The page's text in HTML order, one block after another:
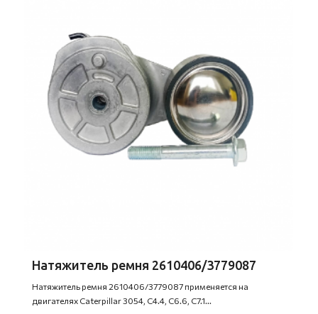
Натяжитель ремня 2610406/3779087
Натяжитель ремня 2610406/3779087 применяется на
двигателях Caterpillar 3054, С4.4, С6.6, С7.1...